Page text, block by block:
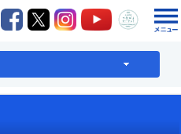
八千代町LINE
八千代町Facebook
八千代町X八千代町Instagram
八千代町八千代